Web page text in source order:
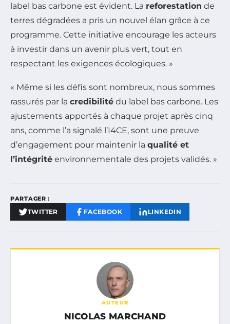
label bas carbone est évident. La reforestation de
terres dégradées a pris un nouvel élan grâce à ce
programme. Cette initiative encourage les acteurs
à investir dans un avenir plus vert, tout en
respectant les exigences écologiques. »
« Même si les défis sont nombreux, nous sommes
rassurés par la credibilité du label bas carbone. Les
ajustements apportés à chaque projet après cinq
ans, comme l’a signalé l’I4CE, sont une preuve
d’engagement pour maintenir la qualité et
l’intégrité environnementale des projets validés. »
PARTAGER :
TWITTER FACEBOOK LINKEDIN
AUTEUR
NICOLAS MARCHAND